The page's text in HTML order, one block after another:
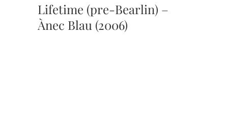
Lifetime (pre-Bearlin) –
Ànec Blau (2006)